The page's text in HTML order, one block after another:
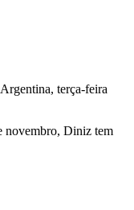
terça-feira
novembro, Diniz tem